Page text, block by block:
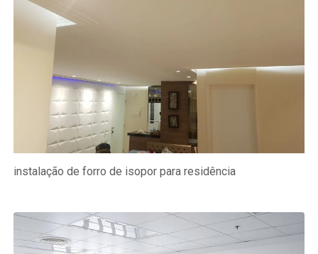
instalação de forro de isopor para residência